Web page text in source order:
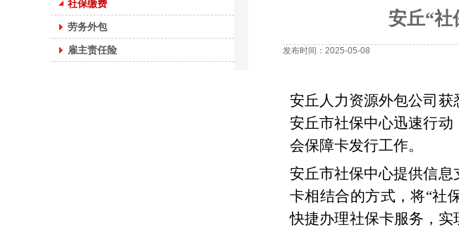
社保缴费
劳务外包
雇主责任险
安丘“社
发布时间：2025-05-08
安丘人力资源外包公司获
安丘市社保中心迅速行
会保障卡发行工作。
安丘市社保中心提供信息
卡相结合的方式，将“社
快捷办理社保卡服务，实